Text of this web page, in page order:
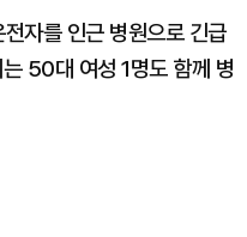
자를 인근 병원으로 긴급
50대 여성 1명도 함께 병